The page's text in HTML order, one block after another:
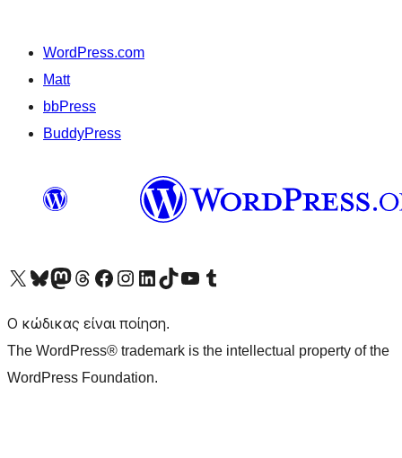
WordPress.com
Matt
bbPress
BuddyPress
Visit our X (formerly Twitter) account
Visit our Bluesky account
Επισκεφθείτε τον λογαριασμό μας στο Mastodon
Visit our Threads account
Επισκεφτείτε τη σελίδα μας στο Facebook
Επισκεφθείτε τον λογαριασμό μας Instagram
Επισκεφθείτε τον λογαριασμό μας LinkedIn
Visit our TikTok account
Visit our YouTube channel
Visit our Tumblr account
Ο κώδικας είναι ποίηση.
The WordPress® trademark is the intellectual property of the
WordPress Foundation.